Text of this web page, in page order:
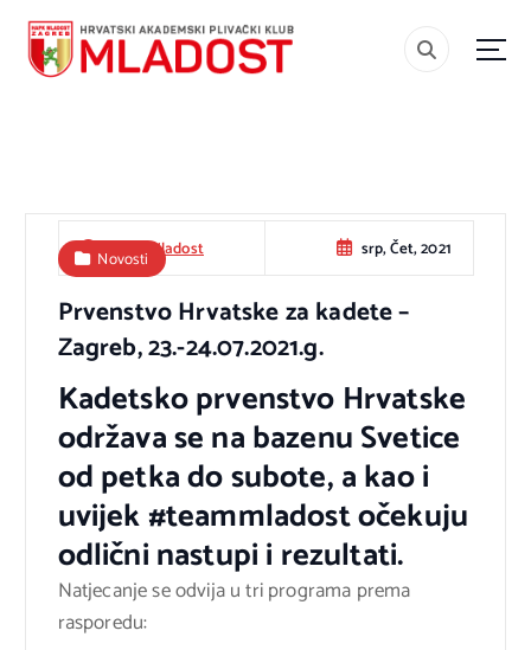
HAPK Mladost srp, Čet, 2021
Novosti
Prvenstvo Hrvatske za kadete –
Zagreb, 23.-24.07.2021.g.
Kadetsko prvenstvo Hrvatske
održava se na bazenu Svetice
od petka do subote, a kao i
uvijek #teammladost očekuju
odlični nastupi i rezultati.
Natjecanje se odvija u tri programa prema
rasporedu: